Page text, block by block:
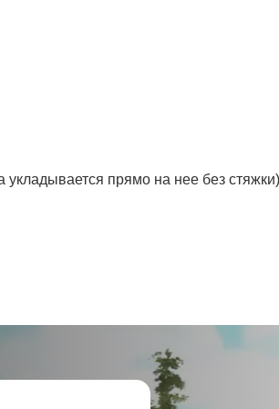
прямо на нее без стяжки)